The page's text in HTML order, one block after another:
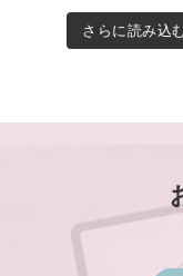
さらに読み込